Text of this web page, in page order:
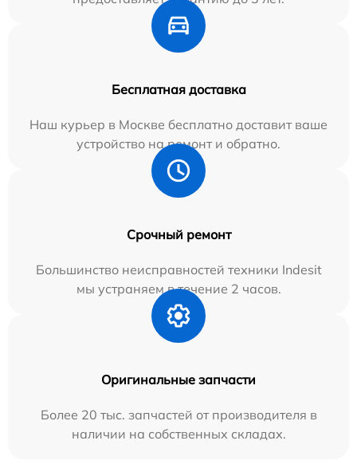
Бесплатная доставка
Наш курьер в Москве бесплатно доставит ваше
устройство на ремонт и обратно.
Срочный ремонт
Большинство неисправностей техники Indesit
мы устраняем в течение 2 часов.
Оригинальные запчасти
Более 20 тыс. запчастей от производителя в
наличии на собственных складах.